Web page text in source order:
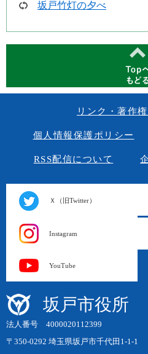
坂戸竹灯の夕べ
リンク・著作
個人情報保護ポリシー
RSS配信について
Ｘ（旧Twitter）
Instagram
YouTube
坂戸市役所
法人番号 4000020112399
〒350-0292 埼玉県坂戸市千代田1-1-1